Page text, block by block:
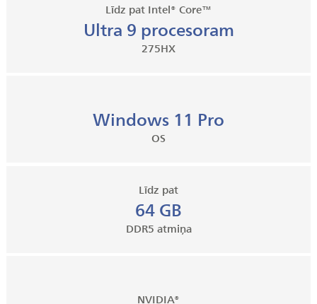
Līdz pat Intel® Core™
Ultra 9 procesoram
275HX
Windows 11 Pro
OS
Līdz pat
64 GB
DDR5 atmiņa
NVIDIA®